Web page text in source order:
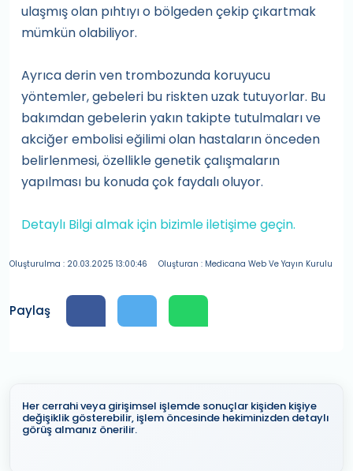
ulaşmış olan pıhtıyı o bölgeden çekip çıkartmak
mümkün olabiliyor.
Ayrıca derin ven trombozunda koruyucu
yöntemler, gebeleri bu riskten uzak tutuyorlar. Bu
bakımdan gebelerin yakın takipte tutulmaları ve
akciğer embolisi eğilimi olan hastaların önceden
belirlenmesi, özellikle genetik çalışmaların
yapılması bu konuda çok faydalı oluyor.
Detaylı Bilgi almak için bizimle iletişime geçin.
Oluşturulma : 20.03.2025 13:00:46 Oluşturan : Medicana Web Ve Yayın Kurulu
Paylaş
Her cerrahi veya girişimsel işlemde sonuçlar kişiden kişiye
değişiklik gösterebilir, işlem öncesinde hekiminizden detaylı
görüş almanız önerilir.